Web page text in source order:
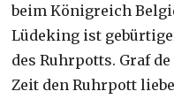
beim Königreich
Lüdeking ist
des Ruhrpotts. Graf
Zeit den Ruhrpott